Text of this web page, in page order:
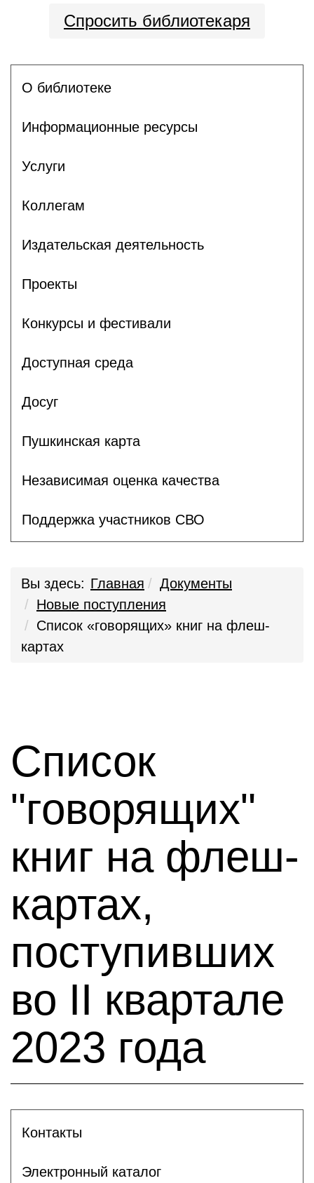
Спросить библиотекаря
О библиотеке
Информационные ресурсы
Услуги
Коллегам
Издательская деятельность
Проекты
Конкурсы и фестивали
Доступная среда
Досуг
Пушкинская карта
Независимая оценка качества
Поддержка участников СВО
Вы здесь: Главная
Документы
Новые поступления
Список «говорящих» книг на флеш-
картах
Список
"говорящих"
книг на флеш-
картах,
поступивших
во II квартале
2023 года
Контакты
Электронный каталог